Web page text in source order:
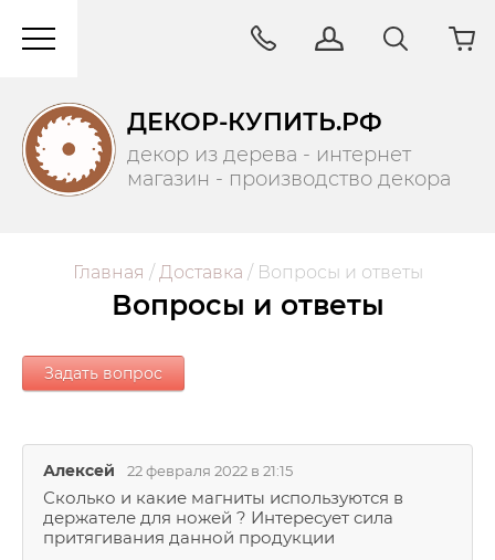
ДЕКОР-КУПИТЬ.РФ
декор из дерева - интернет
магазин - производство декора
Главная / Доставка / Вопросы и ответы
Вопросы и ответы
Задать вопрос
Алексей 22 февраля 2022 в 21:15
Сколько и какие магниты используются в
держателе для ножей ? Интересует сила
притягивания данной продукции